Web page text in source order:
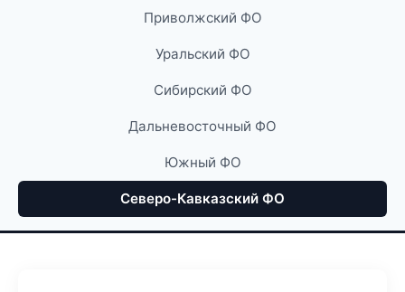
Приволжский ФО
Уральский ФО
Сибирский ФО
Дальневосточный ФО
Южный ФО
Северо-Кавказский ФО